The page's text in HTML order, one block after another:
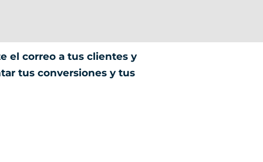
el correo a tus clientes y
tus conversiones y tus